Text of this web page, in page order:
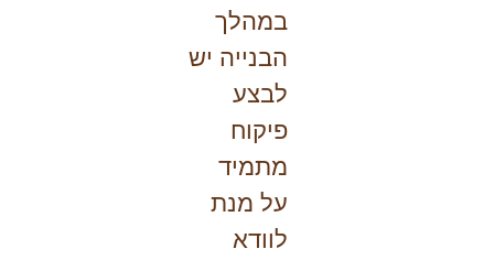
במהלך
הבנייה יש
לבצע
פיקוח
מתמיד
על מנת
לוודא